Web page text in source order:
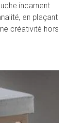
incarnent
en plaçant
créativité hors